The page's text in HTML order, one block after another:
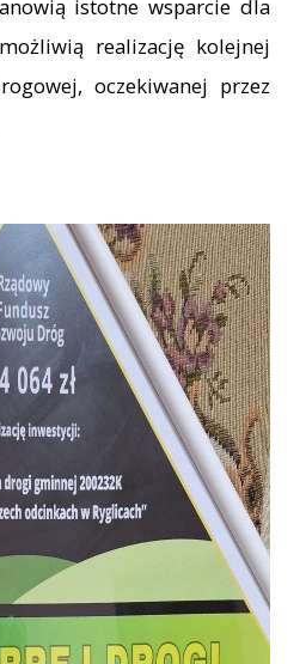
istotne wsparcie dla
realizację kolejnej
oczekiwanej przez